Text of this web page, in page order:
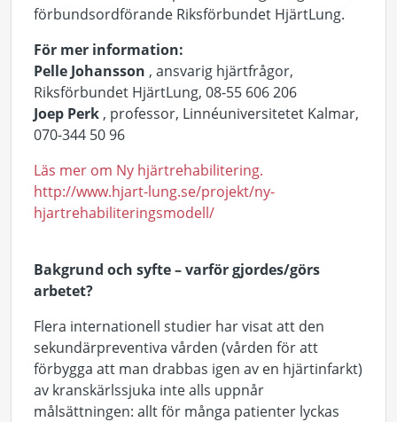
förbundsordförande Riksförbundet HjärtLung.
För mer information:
Pelle Johansson , ansvarig hjärtfrågor,
Riksförbundet HjärtLung, 08-55 606 206
Joep Perk , professor, Linnéuniversitetet Kalmar,
070-344 50 96
Läs mer om Ny hjärtrehabilitering.
http://www.hjart-lung.se/projekt/ny-
hjartrehabiliteringsmodell/
Bakgrund och syfte – varför gjordes/görs
arbetet?
Flera internationell studier har visat att den
sekundärpreventiva vården (vården för att
förbygga att man drabbas igen av en hjärtinfarkt)
av kranskärlssjuka inte alls uppnår
målsättningen: allt för många patienter lyckas